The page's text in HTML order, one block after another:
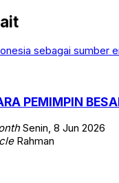
PEMIMPIN
Senin, 8 Jun 2026
Rahman